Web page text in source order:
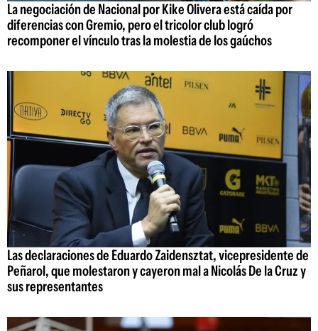
La negociación de Nacional por Kike Olivera está caída por
diferencias con Gremio, pero el tricolor club logró
recomponer el vínculo tras la molestia de los gaúchos
Las declaraciones de Eduardo Zaidensztat, vicepresidente de
Peñarol, que molestaron y cayeron mal a Nicolás De la Cruz y
sus representantes